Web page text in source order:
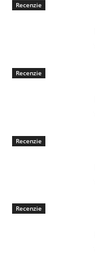
Recenzie
Recenzie
Recenzie
Recenzie